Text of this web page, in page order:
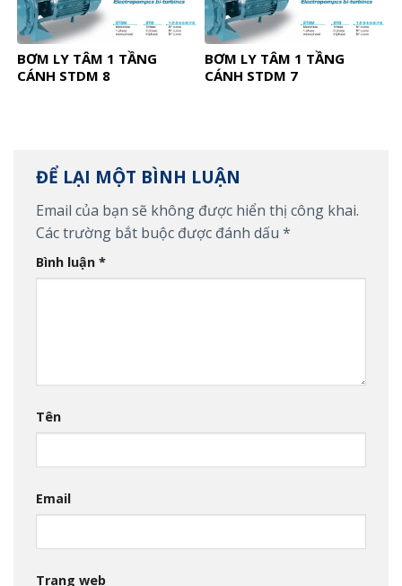
BƠM LY TÂM 1 TẦNG
CÁNH STDM 8
BƠM LY TÂM 1 TẦNG
CÁNH STDM 7
ĐỂ LẠI MỘT BÌNH LUẬN
Email của bạn sẽ không được hiển thị công khai.
Các trường bắt buộc được đánh dấu *
Bình luận *
Tên
Email
Trang web